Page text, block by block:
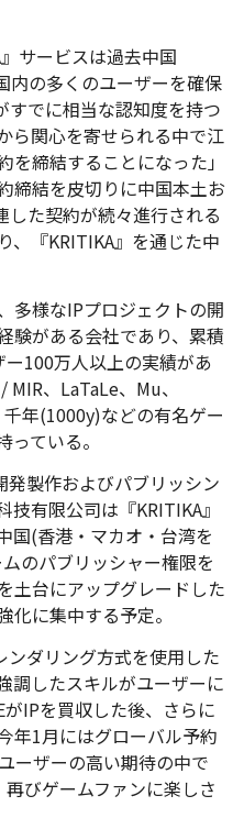
サービスは過去中国
内の多くのユーザーを確保
すでに相当な認知度を持つ
ら関心を寄せられる中で江
締結することになった」
締結を皮切りに中国本土お
した契約が続々進行される
、『KRITIKA』を通じた中
多様なIPプロジェクトの開
験がある会社であり、累積
100万人以上の実績があ
、LaTaLe、Mu、
千年(1000y)などの有名ゲー
ている。
製作およびパブリッシン
有限公司は『KRITIKA』
国(香港・マカオ・台湾を
のパブリッシャー権限を
土台にアップグレードした
化に集中する予定。
ンダリング方式を使用した
調したスキルがユーザーに
IPを買収した後、さらに
年1月にはグローバル予約
ーザーの高い期待の中で
再びゲームファンに楽しさ